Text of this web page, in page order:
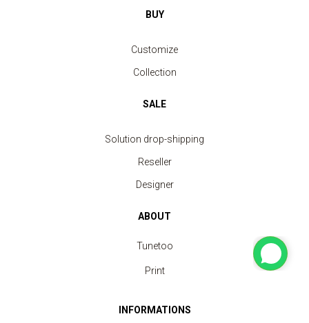
BUY
Customize
Collection
SALE
Solution drop-shipping
Reseller
Designer
ABOUT
Tunetoo
Print
INFORMATIONS